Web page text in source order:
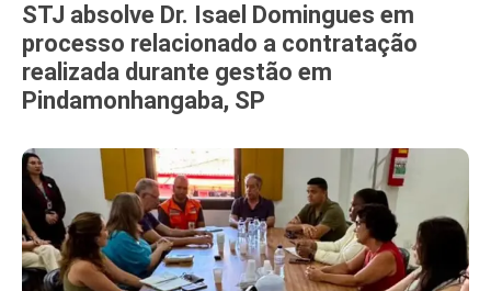
STJ absolve Dr. Isael Domingues em
processo relacionado a contratação
realizada durante gestão em
Pindamonhangaba, SP